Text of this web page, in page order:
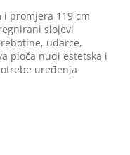
i promjera 119 cm
slojevi
udarce,
ploča nudi estetska i
uređenja